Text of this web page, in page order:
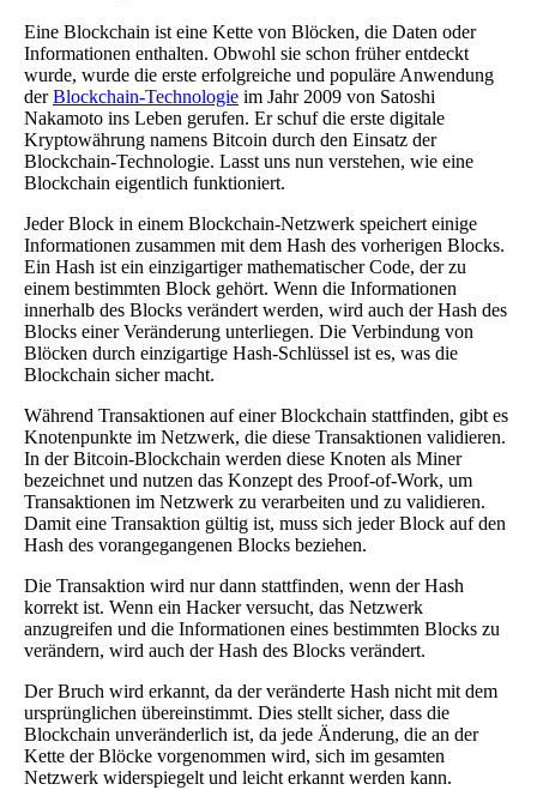
Eine Blockchain ist eine Kette von Blöcken, die Daten oder
Informationen enthalten. Obwohl sie schon früher entdeckt
wurde, wurde die erste erfolgreiche und populäre Anwendung
derBlockchain-Technologie im Jahr 2009 von Satoshi
Nakamoto ins Leben gerufen. Er schuf die erste digitale
Kryptowährung namens Bitcoin durch den Einsatz der
Blockchain-Technologie. Lasst uns nun verstehen, wie eine
Blockchain eigentlich funktioniert.
Jeder Block in einem Blockchain-Netzwerk speichert einige
Informationen zusammen mit dem Hash des vorherigen Blocks.
Ein Hash ist ein einzigartiger mathematischer Code, der zu
einem bestimmten Block gehört. Wenn die Informationen
innerhalb des Blocks verändert werden, wird auch der Hash des
Blocks einer Veränderung unterliegen. Die Verbindung von
Blöcken durch einzigartige Hash-Schlüssel ist es, was die
Blockchain sicher macht.
Während Transaktionen auf einer Blockchain stattfinden, gibt es
Knotenpunkte im Netzwerk, die diese Transaktionen validieren.
In der Bitcoin-Blockchain werden diese Knoten als Miner
bezeichnet und nutzen das Konzept des Proof-of-Work, um
Transaktionen im Netzwerk zu verarbeiten und zu validieren.
Damit eine Transaktion gültig ist, muss sich jeder Block auf den
Hash des vorangegangenen Blocks beziehen.
Die Transaktion wird nur dann stattfinden, wenn der Hash
korrekt ist. Wenn ein Hacker versucht, das Netzwerk
anzugreifen und die Informationen eines bestimmten Blocks zu
verändern, wird auch der Hash des Blocks verändert.
Der Bruch wird erkannt, da der veränderte Hash nicht mit dem
ursprünglichen übereinstimmt. Dies stellt sicher, dass die
Blockchain unveränderlich ist, da jede Änderung, die an der
Kette der Blöcke vorgenommen wird, sich im gesamten
Netzwerk widerspiegelt und leicht erkannt werden kann.